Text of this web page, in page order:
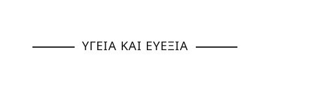
ΥΓΕΙΑ ΚΑΙ ΕΥΕΞΙΑ